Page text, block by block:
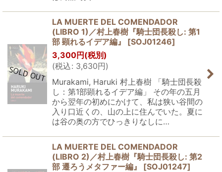
LA MUERTE DEL COMENDADOR
(LIBRO 1)／村上春樹『騎士団長殺し: 第1
部 顕れるイデア編』
[SOJ01246]
3,300円 (税別)
(税込: 3,630円)
Murakami, Haruki 村上春樹 「騎士団長殺
し：第1部顕れるイデア編」 その年の五月
から翌年の初めにかけて、私は狭い谷間の
入り口近くの、山の上に住んでいた。夏に
は谷の奥の方でひっきりなしに…
LA MUERTE DEL COMENDADOR
(LIBRO 2)／村上春樹『騎士団長殺し: 第2
部 遷ろうメタファー編』
[SOJ01247]